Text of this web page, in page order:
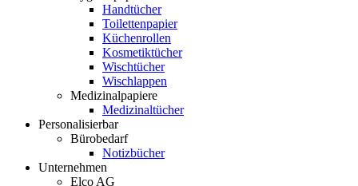
Handtücher
Toilettenpapier
Küchenrollen
Kosmetiktücher
Wischtücher
Wischlappen
Medizinalpapiere
Medizinaltücher
Personalisierbar
Bürobedarf
Notizbücher
Unternehmen
Elco AG